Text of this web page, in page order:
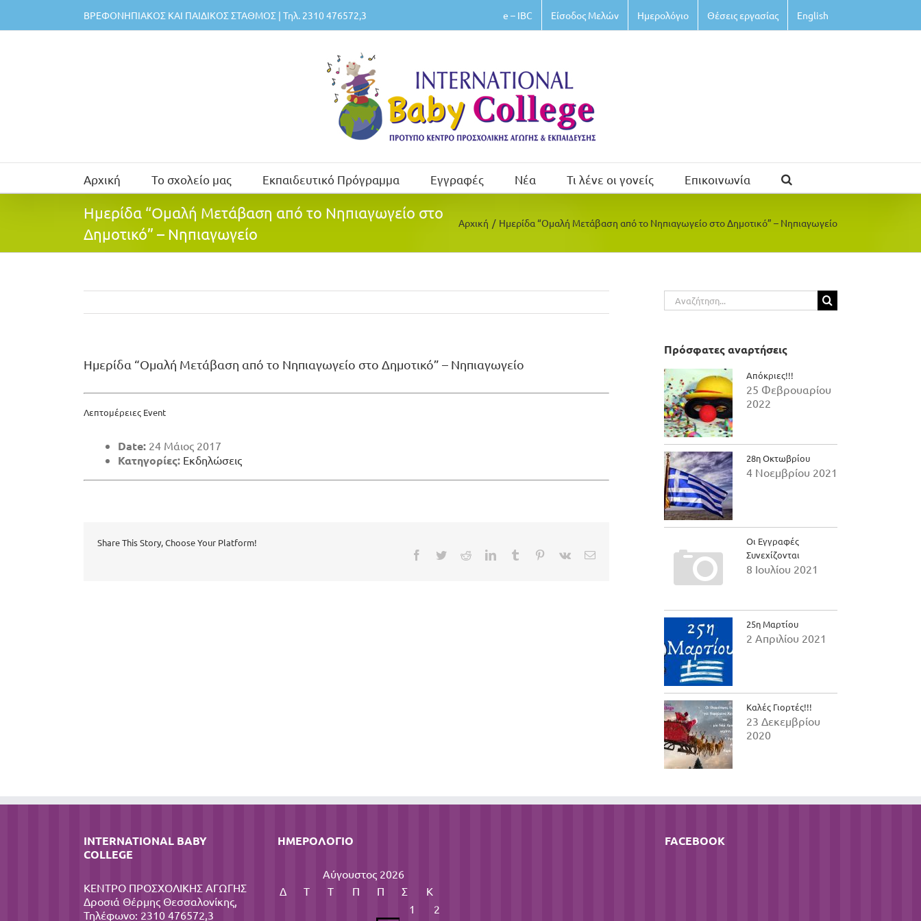
περιεχόμενο
ΒΡΕΦΟΝΗΠΙΑΚΟΣ ΚΑΙ ΠΑΙΔΙΚΟΣ ΣΤΑΘΜΟΣ | Τηλ. 2310 476572,3 e – IBC Είσοδος Μελών Ημερολόγιο Θέσεις εργασίας English
Αρχική Το σχολείο μας Εκπαιδευτικό Πρόγραμμα Εγγραφές Νέα Τι λένε οι γονείς Επικοινωνία
Ημερίδα “Ομαλή Μετάβαση από το Νηπιαγωγείο στο
Δημοτικό” – Νηπιαγωγείο
Αρχική / Ημερίδα “Ομαλή Μετάβαση από το Νηπιαγωγείο στο Δημοτικό” – Νηπιαγωγείο
Ημερίδα “Ομαλή Μετάβαση από το Νηπιαγωγείο στο Δημοτικό” – Νηπιαγωγείο
Λεπτομέρειες Event
Date: 24 Μάιος 2017
Κατηγορίες: Εκδηλώσεις
Share This Story, Choose Your Platform!
Facebook
TwitterRedditLinkedInTumblr Pinterest
Vk Email
Αναζήτηση
για:
Πρόσφατες αναρτήσεις
Απόκριες!!!
25 Φεβρουαρίου
2022
28η Οκτωβρίου
4 Νοεμβρίου 2021
Οι Εγγραφές
Συνεχίζονται
8 Ιουλίου 2021
25η Μαρτίου
2 Απριλίου 2021
Καλές Γιορτές!!!
23 Δεκεμβρίου
2020
INTERNATIONAL BABY
COLLEGE
ΚΕΝΤΡΟ ΠΡΟΣΧΟΛΙΚΗΣ ΑΓΩΓΗΣ
Δροσιά Θέρμης Θεσσαλονίκης,
Τηλέφωνο: 2310 476572,3
ΗΜΕΡΟΛΌΓΙΟ
Αύγουστος 2026
Δ
Τ Τ Π Π Σ
Κ
1
2
FACEBOOK